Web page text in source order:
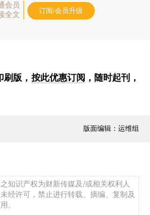
会员
全文
订阅/会员升级
版， 按此优惠订阅 ，随时起刊，
版面编辑：运维组
知识产权为财新传媒及/或相关权利人
经许可，禁止进行转载、摘编、复制及
。